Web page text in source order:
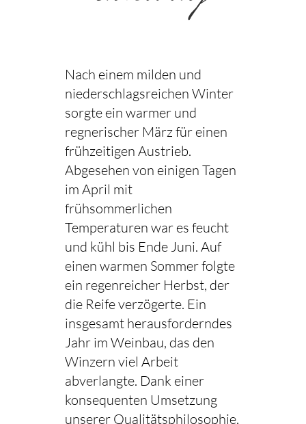
Nach einem milden und
niederschlagsreichen Winter
sorgte ein warmer und
regnerischer März für einen
frühzeitigen Austrieb.
Abgesehen von einigen Tagen
im April mit
frühsommerlichen
Temperaturen war es feucht
und kühl bis Ende Juni. Auf
einen warmen Sommer folgte
ein regenreicher Herbst, der
die Reife verzögerte. Ein
insgesamt herausforderndes
Jahr im Weinbau, das den
Winzern viel Arbeit
abverlangte. Dank einer
konsequenten Umsetzung
unserer Qualitätsphilosophie,